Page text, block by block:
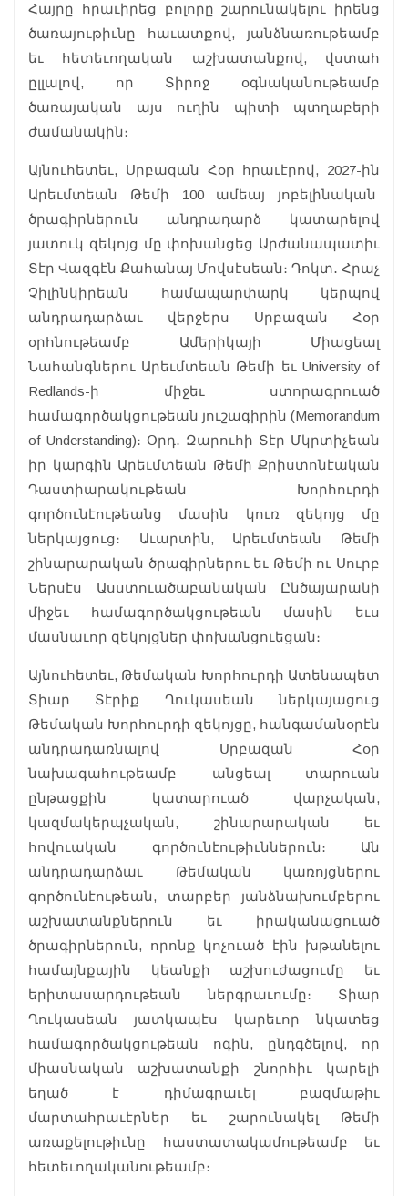
Հայրը հրաւիրեց բոլորը շարունակելու իրենց
ծառայութիւնը հաւատքով, յանձնառութեամբ
եւ հետեւողական աշխատանքով, վստահ
ըլլալով, որ Տիրոջ օգնականութեամբ
ծառայական այս ուղին պիտի պտղաբերի
ժամանակին։
Այնուհետեւ, Սրբազան Հօր հրաւէրով, 2027-ին
Արեւմտեան Թեմի 100 ամեայ յոբելինական
ծրագիրներուն անդրադարձ կատարելով
յատուկ զեկոյց մը փոխանցեց Արժանապատիւ
Տէր Վազգէն Քահանայ Մովսէսեան։ Դոկտ․ Հրաչ
Չիլինկիրեան համապարփարկ կերպով
անդրադարձաւ վերջերս Սրբազան Հօր
օրհնութեամբ Ամերիկայի Միացեալ
Նահանգներու Արեւմտեան Թեմի եւ University of
Redlands-ի միջեւ ստորագրուած
համագործակցութեան յուշագիրին (Memorandum
of Understanding)։ Օրդ․ Զարուհի Տէր Մկրտիչեան
իր կարգին Արեւմտեան Թեմի Քրիստոնէական
Դաստիարակութեան Խորհուրդի
գործունէութեանց մասին կուռ զեկոյց մը
ներկայցուց։ Աւարտին, Արեւմտեան Թեմի
շինարարական ծրագիրներու եւ Թեմի ու Սուրբ
Ներսէս Ասստուածաբանական Ընծայարանի
միջեւ համագործակցութեան մասին եւս
մասնաւոր զեկոյցներ փոխանցուեցան։
Այնուհետեւ, Թեմական Խորհուրդի Ատենապետ
Տիար Տէրիք Ղուկասեան ներկայացուց
Թեմական Խորհուրդի զեկոյցը, հանգամանօրէն
անդրադառնալով Սրբազան Հօր
նախագահութեամբ անցեալ տարուան
ընթացքին կատարուած վարչական,
կազմակերպչական, շինարարական եւ
հովուական գործունէութիւններուն։ Ան
անդրադարձաւ Թեմական կառոյցներու
գործունէութեան, տարբեր յանձնախումբերու
աշխատանքներուն եւ իրականացուած
ծրագիրներուն, որոնք կոչուած էին խթանելու
համայնքային կեանքի աշխուժացումը եւ
երիտասարդութեան ներգրաւումը։ Տիար
Ղուկասեան յատկապէս կարեւոր նկատեց
համագործակցութեան ոգին, ընդգծելով, որ
միասնական աշխատանքի շնորհիւ կարելի
եղած է դիմագրաւել բազմաթիւ
մարտահրաւէրներ եւ շարունակել Թեմի
առաքելութիւնը հաստատակամութեամբ եւ
հետեւողականութեամբ։